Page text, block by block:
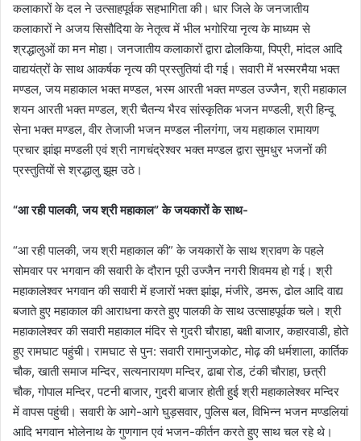
कलाकारों के दल ने उत्साहपूर्वक सहभागिता की। धार जिले के जनजातीय
कलाकारों ने अजय सिसौदिया के नेतृत्व में भील भगोरिया नृत्य के माध्यम से
श्रद्धालुओं का मन मोहा। जनजातीय कलाकारों द्वारा ढोलकिया, पिप्री, मांदल आदि
वाद्ययंत्रों के साथ आकर्षक नृत्य की प्रस्तुतियां दी गई। सवारी में भस्मरमैया भक्त
मण्डल, जय महाकाल भक्त मण्डल, भस्म आरती भक्त मण्डल उज्जैन, श्री महाकाल
शयन आरती भक्त मण्डल, श्री चैतन्य भैरव सांस्कृतिक भजन मण्डली, श्री हिन्दू
सेना भक्त मण्डल, वीर तेजाजी भजन मण्डल नीलगंगा, जय महाकाल रामायण
प्रचार झांझ मण्डली एवं श्री नागचंद्रेश्वर भक्त मण्डल द्वारा सुमधुर भजनों की
प्रस्तुतियों से श्रद्धालु झूम उठे।
“आ रही पालकी, जय श्री महाकाल” के जयकारों के साथ-
“आ रही पालकी, जय श्री महाकाल की” के जयकारों के साथ श्रावण के पहले
सोमवार पर भगवान की सवारी के दौरान पूरी उज्जैन नगरी शिवमय हो गई। श्री
महाकालेश्‍वर भगवान की सवारी में हजारों भक्‍त झांझ, मंजीरे, डमरू, ढोल आदि वाद्य
बजाते हुए महाकाल की आराधना करते हुए पालकी के साथ उत्साहपूर्वक चले। श्री
महाकालेश्‍वर की सवारी महाकाल मंदिर से गुदरी चौराहा, बक्षी बाजार, कहारवाडी, होते
हुए रामघाट पहुंची। रामघाट से पुन: सवारी रामानुजकोट, मोढ़ की धर्मशाला, कार्तिक
चौक, खाती समाज मन्दिर, सत्यनारायण मन्दिर, ढाबा रोड, टंकी चौराहा, छत्री
चौक, गोपाल मन्दिर, पटनी बाजार, गुदरी बाजार होती हुई श्री महाकालेश्वर मन्दिर
में वापस पहुंची। सवारी के आगे-आगे घुड़सवार, पुलिस बल, विभिन्न भजन मण्डलियां
आदि भगवान भोलेनाथ के गुणगान एवं भजन-कीर्तन करते हुए साथ चल रहे थे।